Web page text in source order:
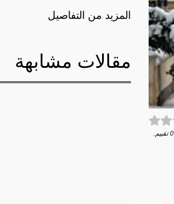
0 تقييم.
المزيد من التفاصيل
مقالات مشابهة